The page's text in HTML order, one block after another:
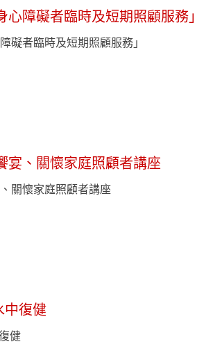
心障礙者臨時及短期照顧服務」
礙者臨時及短期照顧服務」
宴、關懷家庭照顧者講座
關懷家庭照顧者講座
中復健
健